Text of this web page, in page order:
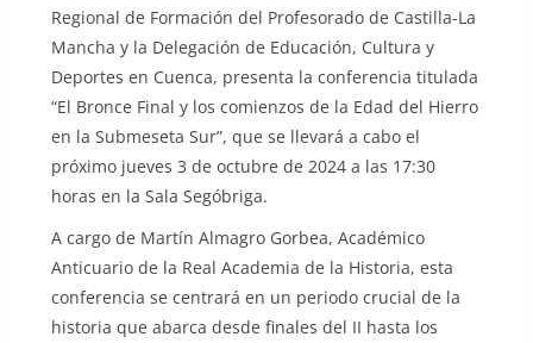
Regional de Formación del Profesorado de Castilla-La
Mancha y la Delegación de Educación, Cultura y
Deportes en Cuenca, presenta la conferencia titulada
“El Bronce Final y los comienzos de la Edad del Hierro
en la Submeseta Sur”, que se llevará a cabo el
próximo jueves 3 de octubre de 2024 a las 17:30
horas en la Sala Segóbriga.
A cargo de Martín Almagro Gorbea, Académico
Anticuario de la Real Academia de la Historia, esta
conferencia se centrará en un periodo crucial de la
historia que abarca desde finales del II hasta los